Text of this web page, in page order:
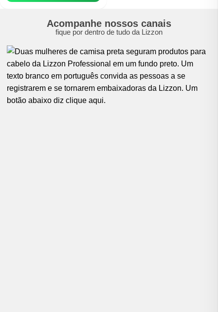
perfumado, ele garante fios alinhados,
quem busca um acabamento
impecável, toque sedoso e cabelos
Acompanhe nossos canais
fique por dentro de tudo da Lizzon